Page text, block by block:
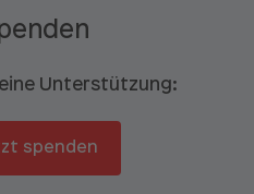
Unterstützung:
spenden